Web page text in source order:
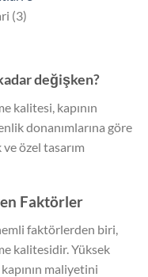
(3)
değişken?
kalitesi, kapının
donanımlarına göre
özel tasarım
Faktörler
faktörlerden biri,
kalitesidir. Yüksek
maliyetini